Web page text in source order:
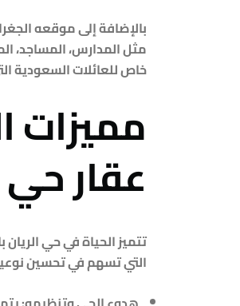
بالإضافة إلى موقعه
مثل المدارس، المساجد،
خاص للعائلات السعودية
عقار حي
تتميز الحياة فيحي الريان
التي تسهم في تحسين